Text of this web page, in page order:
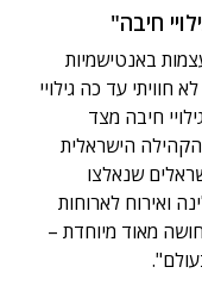
חיבה"
באנטישמיות
עד כה גילויי
חיבה מצד
הקהילה הישראלית
שנאלצו
ואירוח לארוחות
מאוד מיוחדת –